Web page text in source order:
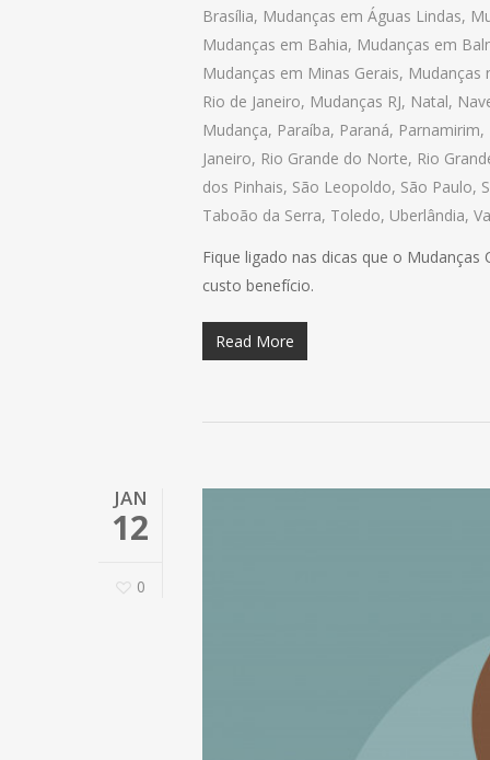
Brasília, Mudanças em Águas Lindas,
Mudanças em Bahia, Mudanças em
Mudanças em Minas Gerais, Mudanças
Rio de Janeiro, Mudanças RJ, Natal,
Mudança, Paraíba, Paraná, Parnamirim,
Janeiro, Rio Grande do Norte, Rio
dos Pinhais, São Leopoldo, São Paulo,
Taboão da Serra, Toledo, Uberlândia,
Fique ligado nas dicas que o
custo benefício.
Read More
JAN
12
0